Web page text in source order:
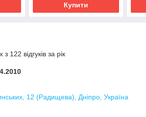
Купити
122 відгуків за рік
12 (Радищева), Дніпро, Україна